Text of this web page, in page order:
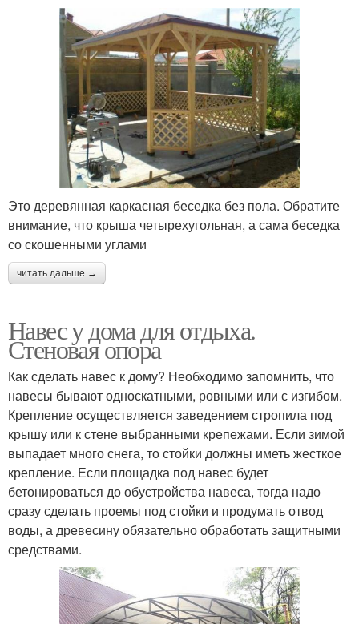
Это деревянная каркасная беседка без пола. Обратите
внимание, что крыша четырехугольная, а сама беседка
со скошенными углами
читать дальше →
Навес у дома для отдыха.
Стеновая опора
Как сделать навес к дому? Необходимо запомнить, что
навесы бывают односкатными, ровными или с изгибом.
Крепление осуществляется заведением стропила под
крышу или к стене выбранными крепежами. Если зимой
выпадает много снега, то стойки должны иметь жесткое
крепление. Если площадка под навес будет
бетонироваться до обустройства навеса, тогда надо
сразу сделать проемы под стойки и продумать отвод
воды, а древесину обязательно обработать защитными
средствами.